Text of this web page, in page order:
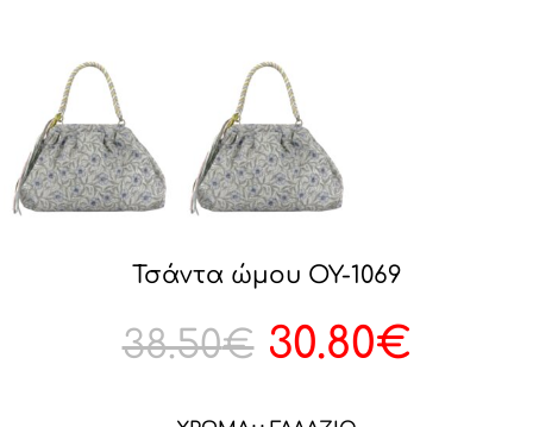
Τσάντα ώμου OY-1069
38.50€ 30.80€